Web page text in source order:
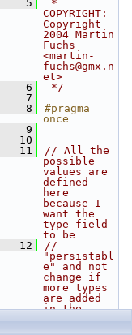
    5
*
COPYRIGHT:
Copyright
2004 Martin
Fuchs
<martin-
fuchs@gmx.n
et>
    6
*/
    7
    8
#pragma
once
    9
   10
   11
// All the
possible
values are
defined
here
because I
want the
type field
to be
   12
//
"persistabl
e" and not
change if
more types
are added
in the